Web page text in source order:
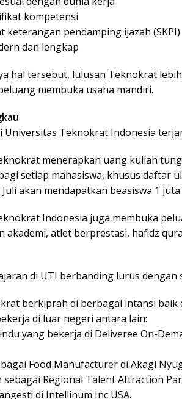
kompetensi
keterangan pendamping ijazah (SKPI)
dan lengkap
hal tersebut, lulusan Teknokrat
membuka usaha mandiri.
Universitas Teknokrat Indonesia
menerapkan uang kuliah
setiap mahasiswa, khusus daftar
akan mendapatkan beasiswa 1
Indonesia juga membuka
akademi, atlet berprestasi, hafidz
di UTI berbanding lurus dengan
berkiprah di berbagai intansi baik
di luar negeri antara lain:
yang bekerja di Deliveree On-
Food Manufacturer di Akagi
sebagai Regional Talent Attraction
di Intellinum Inc USA.